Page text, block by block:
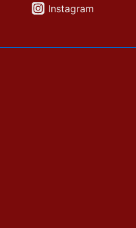
Instagram